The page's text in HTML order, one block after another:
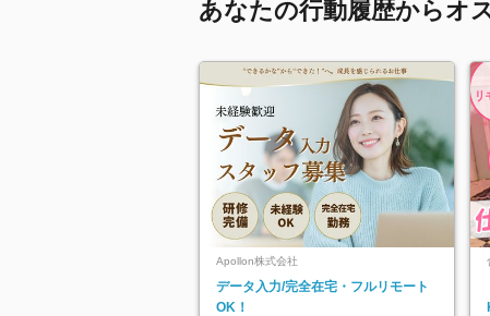
あなたの行動履歴からオ
Apollon株式会社
データ入力/完全在宅・フルリモート
OK！